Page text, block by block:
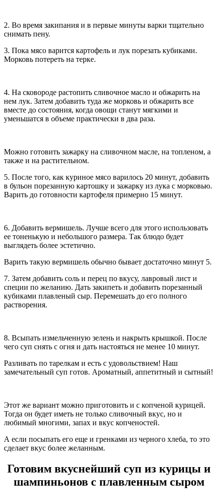
2. Во время закипания и в первые минуты варки тщательно
снимать пену.
3. Пока мясо варится картофель и лук порезать кубиками.
Морковь потереть на терке.
4. На сковороде растопить сливочное масло и обжарить на
нем лук. Затем добавить туда же морковь и обжарить все
вместе до состояния, когда овощи станут мягкими и
уменьшатся в объеме практически в два раза.
Можно готовить зажарку на сливочном масле, на топленом, а
также и на растительном.
5. После того, как куриное мясо варилось 20 минут, добавить
в бульон порезанную картошку и зажарку из лука с морковью.
Варить до готовности картофеля примерно 15 минут.
6. Добавить вермишель. Лучше всего для этого использовать
ее тоненькую и небольшого размера. Так блюдо будет
выглядеть более эстетично.
Варить такую вермишель обычно бывает достаточно минут 5.
7. Затем добавить соль и перец по вкусу, лавровый лист и
специи по желанию. Дать закипеть и добавить порезанный
кубиками плавленый сыр. Перемешать до его полного
растворения.
8. Всыпать измельченную зелень и накрыть крышкой. После
чего суп снять с огня и дать настояться не менее 10 минут.
Разливать по тарелкам и есть с удовольствием! Наш
замечательный суп готов. Ароматный, аппетитный и сытный!
Этот же вариант можно приготовить и с копченой курицей.
Тогда он будет иметь не только сливочный вкус, но и
любимый многими, запах и вкус копченостей.
А если посыпать его еще и гренками из черного хлеба, то это
сделает вкус более желанным.
Готовим вкуснейший суп из курицы и
шампиньонов с плавленным сыром